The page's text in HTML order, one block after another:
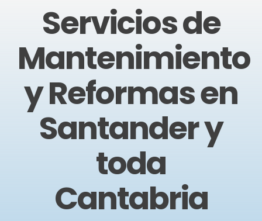
Servicios de
Mantenimiento
y Reformas en
Santander y
toda
Cantabria